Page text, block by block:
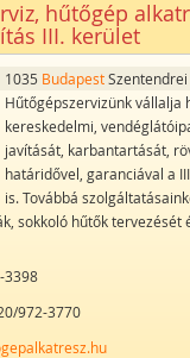
hűtőgép
III. kerület
1035 BudapestSzentendrei
Hűtőgépszervizünk vállalja
kereskedelmi,
javítását, karbantartását,
határidővel, garanciával a
is. Továbbá
sokkoló hűtők tervezését
3398
972-3770